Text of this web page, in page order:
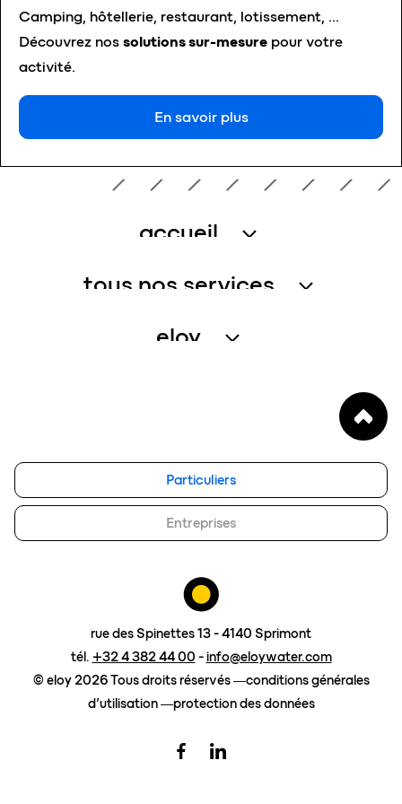
Camping, hôtellerie, restaurant, lotissement, …
Découvrez nos solutions sur-mesure pour votre
activité.
En savoir plus
accueil
traitement des eaux usées
gestion de l’eau – petites collectivités
tous nos services
services assistance
eloy
eloy group
travailler chez eloy
demander un devis
Particuliers
Entreprises
rue des Spinettes 13 - 4140 Sprimont
tél. +32 4 382 44 00 -info@eloywater.com
© eloy 2026 Tous droits réservés
conditions générales
d’utilisation
protection des données